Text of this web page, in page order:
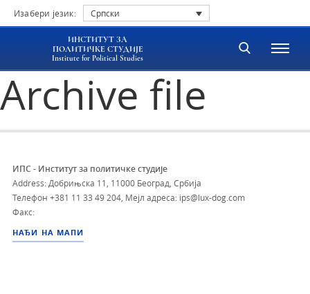
Изабери језик: Српски
ИНСТИТУТ ЗА
ПОЛИТИЧКЕ СТУДИЈЕ
Institute for Political Studies
Archive file
ИПС - Институт за политичке студије
Address: Добрињска 11, 11000 Београд, Србија
Телефон +381 11 33 49 204 Мејл адреса: ips@lux-dog.com
Факс:
НАЂИ НА МАПИ